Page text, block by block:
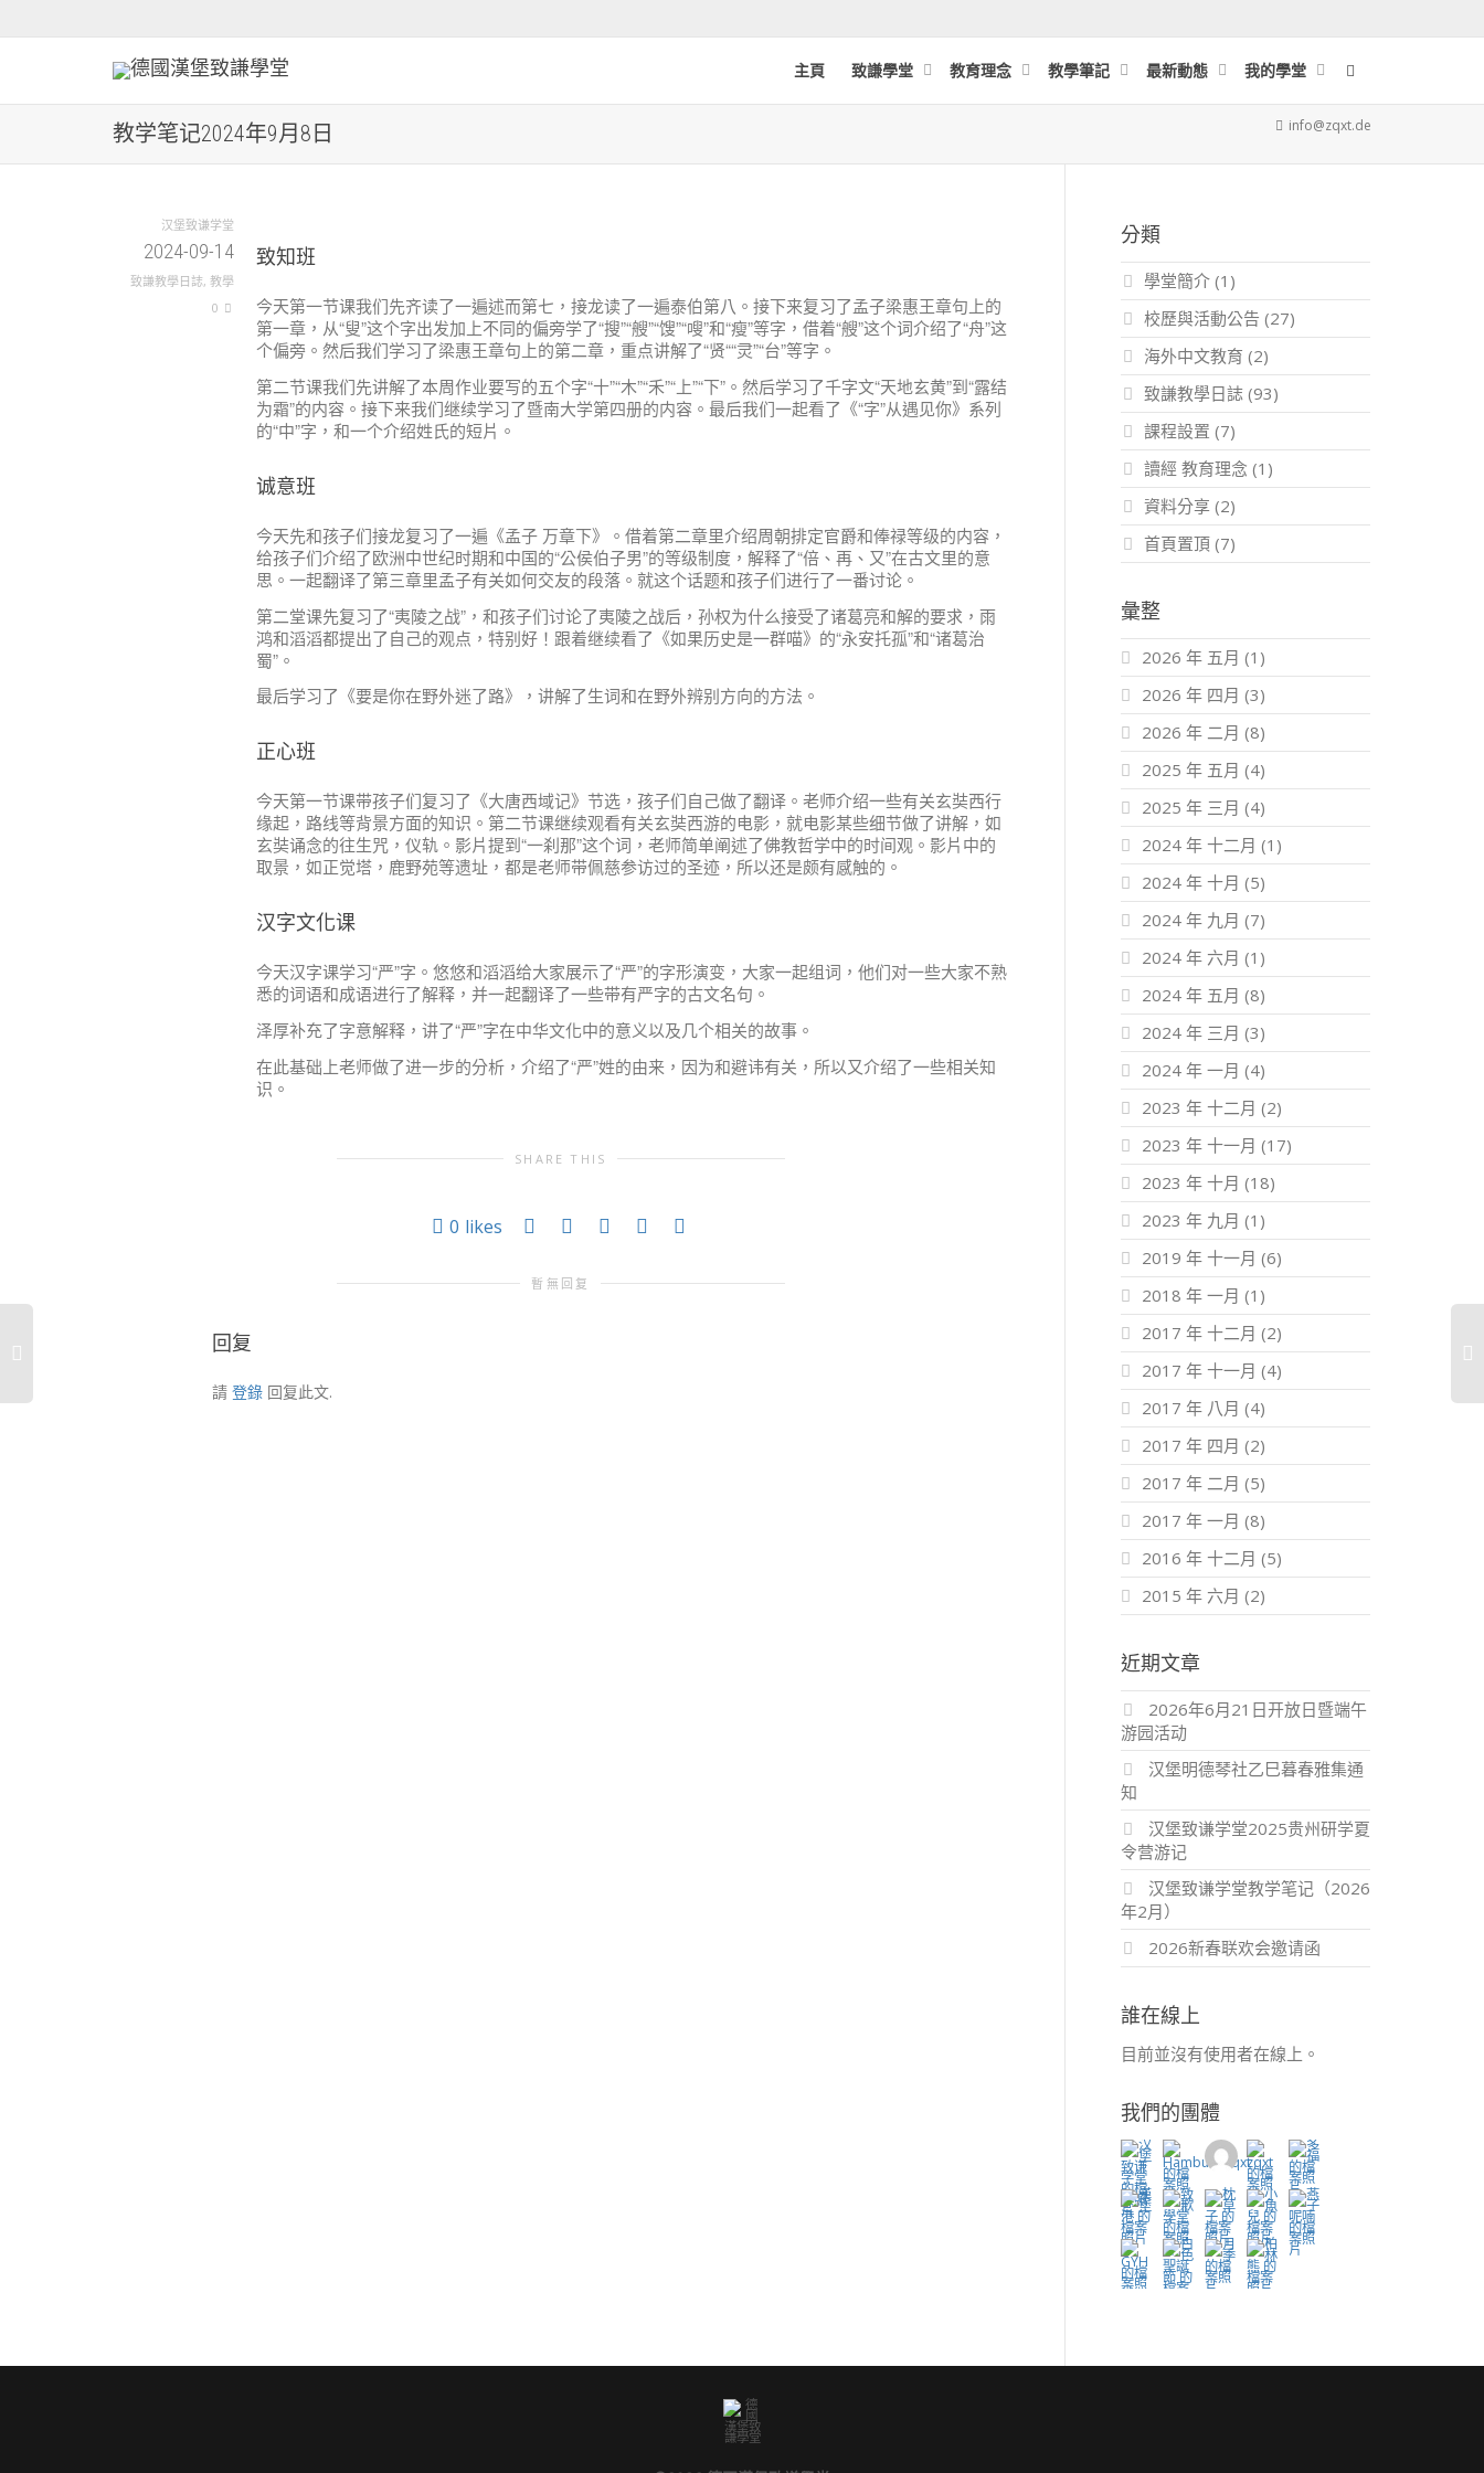
主頁 致謙學堂 教育理念 教學筆記 最新動態 我的學堂
教学笔记2024年9月8日 info@zqxt.de
汉堡致谦学堂
2024-09-14
致謙教學日誌, 教學
0
致知班
今天第一节课我们先齐读了一遍述而第七，接龙读了一遍泰伯第八。接下来复习了孟子梁惠王章句上的
第一章，从“叟”这个字出发加上不同的偏旁学了“搜”“艘”“馊”“嗖”和“瘦”等字，借着“艘”这个词介绍了“舟”这
个偏旁。然后我们学习了梁惠王章句上的第二章，重点讲解了“贤““灵”“台”等字。
第二节课我们先讲解了本周作业要写的五个字“十”“木”“禾”“上”“下”。然后学习了千字文“天地玄黄”到“露结
为霜”的内容。接下来我们继续学习了暨南大学第四册的内容。最后我们一起看了《“字”从遇见你》系列
的“中”字，和一个介绍姓氏的短片。
诚意班
今天先和孩子们接龙复习了一遍《孟子 万章下》。借着第二章里介绍周朝排定官爵和俸禄等级的内容，
给孩子们介绍了欧洲中世纪时期和中国的“公侯伯子男”的等级制度，解释了“倍、再、又”在古文里的意
思。一起翻译了第三章里孟子有关如何交友的段落。就这个话题和孩子们进行了一番讨论。
第二堂课先复习了“夷陵之战”，和孩子们讨论了夷陵之战后，孙权为什么接受了诸葛亮和解的要求，雨
鸿和滔滔都提出了自己的观点，特别好！跟着继续看了《如果历史是一群喵》的“永安托孤”和“诸葛治
蜀”。
最后学习了《要是你在野外迷了路》，讲解了生词和在野外辨别方向的方法。
正心班
今天第一节课带孩子们复习了《大唐西域记》节选，孩子们自己做了翻译。老师介绍一些有关玄奘西行
缘起，路线等背景方面的知识。第二节课继续观看有关玄奘西游的电影，就电影某些细节做了讲解，如
玄奘诵念的往生咒，仪轨。影片提到“一刹那”这个词，老师简单阐述了佛教哲学中的时间观。影片中的
取景，如正觉塔，鹿野苑等遗址，都是老师带佩慈参访过的圣迹，所以还是颇有感触的。
汉字文化课
今天汉字课学习“严”字。悠悠和滔滔给大家展示了“严”的字形演变，大家一起组词，他们对一些大家不熟
悉的词语和成语进行了解释，并一起翻译了一些带有严字的古文名句。
泽厚补充了字意解释，讲了“严”字在中华文化中的意义以及几个相关的故事。
在此基础上老师做了进一步的分析，介绍了“严”姓的由来，因为和避讳有关，所以又介绍了一些相关知
识。
SHARE THIS
0 likes
暫無回复
回复
請 登錄 回复此文.
分類
學堂簡介(1)
校歷與活動公告 (27)
海外中文教育 (2)
致謙教學日誌(93)
課程設置 (7)
讀經 教育理念 (1)
資料分享(2)
首頁置頂(7)
彙整
2026 年 五月 (1)
2026 年 四月 (3)
2026 年 二月 (8)
2025 年 五月 (4)
2025 年 三月 (4)
2024 年 十二月 (1)
2024 年 十月 (5)
2024 年 九月 (7)
2024 年 六月 (1)
2024 年 五月 (8)
2024 年 三月 (3)
2024 年 一月 (4)
2023 年 十二月 (2)
2023 年 十一月 (17)
2023 年 十月 (18)
2023 年 九月 (1)
2019 年 十一月 (6)
2018 年 一月 (1)
2017 年 十二月 (2)
2017 年 十一月 (4)
2017 年 八月 (4)
2017 年 四月 (2)
2017 年 二月 (5)
2017 年 一月 (8)
2016 年 十二月 (5)
2015 年 六月 (2)
近期文章
2026年6月21日开放日暨端午
游园活动
汉堡明德琴社乙巳暮春雅集通
知
汉堡致谦学堂2025贵州研学夏
令营游记
汉堡致谦学堂教学笔记（2026
年2月）
2026新春联欢会邀请函
誰在線上
目前並沒有使用者在線上。
我們的團體